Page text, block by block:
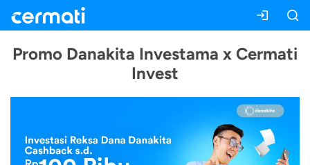
Promo Danakita Investama x Cermati
Invest